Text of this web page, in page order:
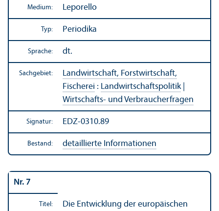
Medium: Leporello
Typ: Periodika
Sprache: dt.
Sachgebiet:
Landwirtschaft, Forstwirtschaft,
Fischerei : Landwirtschafts­politik|
Wirtschafts- und Verbraucherfragen
Signatur: EDZ-0310.89
Bestand: detaillierte Informationen
Nr. 7
Titel: Die Entwicklung der europäischen